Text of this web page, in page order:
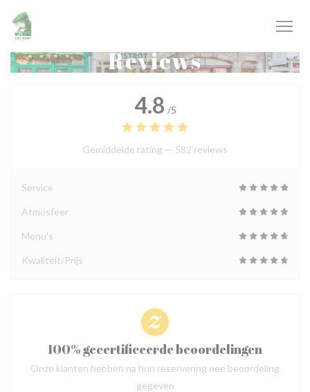
Cookies beheer paneel
Reviews
4.8 /5
Gemiddelde rating — 582 reviews
Service
Atmosfeer
Menu's
Kwaliteit/Prijs
100% gecertificeerde beoordelingen
Onze klanten hebben na hun reservering een beoordeling
gegeven